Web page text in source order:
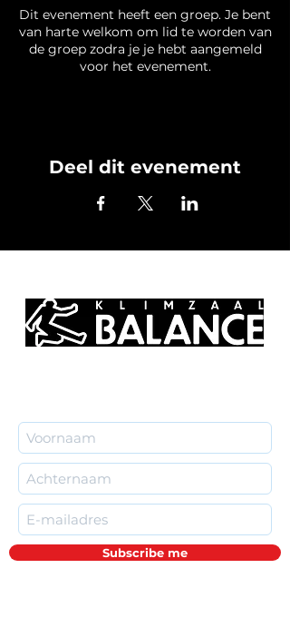
Dit evenement heeft een groep. Je bent
van harte welkom om lid te worden van
de groep zodra je je hebt aangemeld
voor het evenement.
Deel dit evenement
Subscribe me